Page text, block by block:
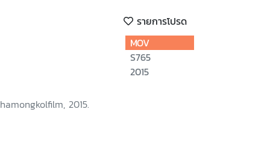
รายการโปรด
2015.
MOV
S765
2015